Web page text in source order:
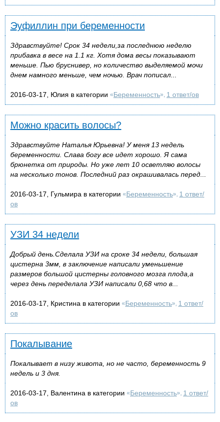
Эуфиллин при беременности
Здравствуйте! Срок 34 недели,за последнюю неделю
прибавка в весе на 1.1 кг. Хотя дома весы показывают
меньше. Пью бруснивер, но количество выделяемой мочи
днем намного меньше, чем ночью. Врач пописал...
2016-03-17, Юлия в категории «Беременность», 1 ответ/ов
Можно красить волосы?
Здравствуйте Наталья Юрьевна! У меня 13 недель
беременности. Слава богу все идет хорошо. Я сама
брюнетка от природы. Но уже лет 10 осветляю волосы
на несколько тонов. Последний раз окрашивалась перед...
2016-03-17, Гульмира в категории «Беременность», 1 ответ/
ов
УЗИ 34 недели
Добрый день.Сделала УЗИ на сроке 34 недели, большая
цистерна 3мм, в заключение написали уменьшение
размеров большой цистерны головного мозга плода,а
через день переделала УЗИ написали 0,68 что в...
2016-03-17, Кристина в категории «Беременность», 1 ответ/
ов
Покалывание
Покалывает в низу живота, но не часто, беременность 9
недель и 3 дня.
2016-03-17, Валентина в категории «Беременность», 1 ответ/
ов